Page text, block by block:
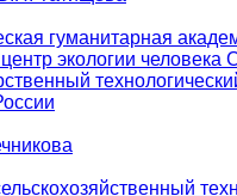
гуманитарная
экологии